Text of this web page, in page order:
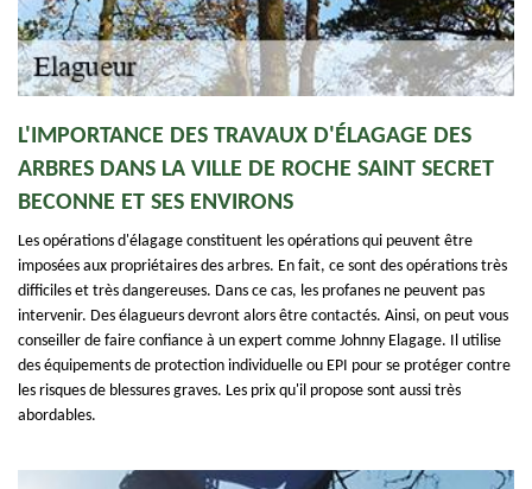
L'IMPORTANCE DES TRAVAUX D'ÉLAGAGE DES
ARBRES DANS LA VILLE DE ROCHE SAINT SECRET
BECONNE ET SES ENVIRONS
Les opérations d'élagage constituent les opérations qui peuvent être
imposées aux propriétaires des arbres. En fait, ce sont des opérations très
difficiles et très dangereuses. Dans ce cas, les profanes ne peuvent pas
intervenir. Des élagueurs devront alors être contactés. Ainsi, on peut vous
conseiller de faire confiance à un expert comme Johnny Elagage. Il utilise
des équipements de protection individuelle ou EPI pour se protéger contre
les risques de blessures graves. Les prix qu'il propose sont aussi très
abordables.